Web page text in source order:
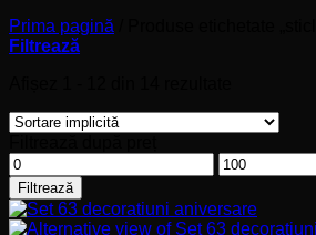
Prima pagină
Filtrează
Preț
minim
Preț
maxim
Filtrează